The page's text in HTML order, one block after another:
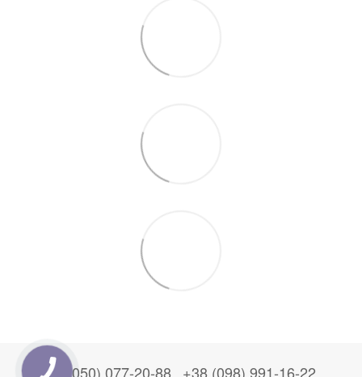
+38 (050) 077-20-88 +38 (098) 991-16-22